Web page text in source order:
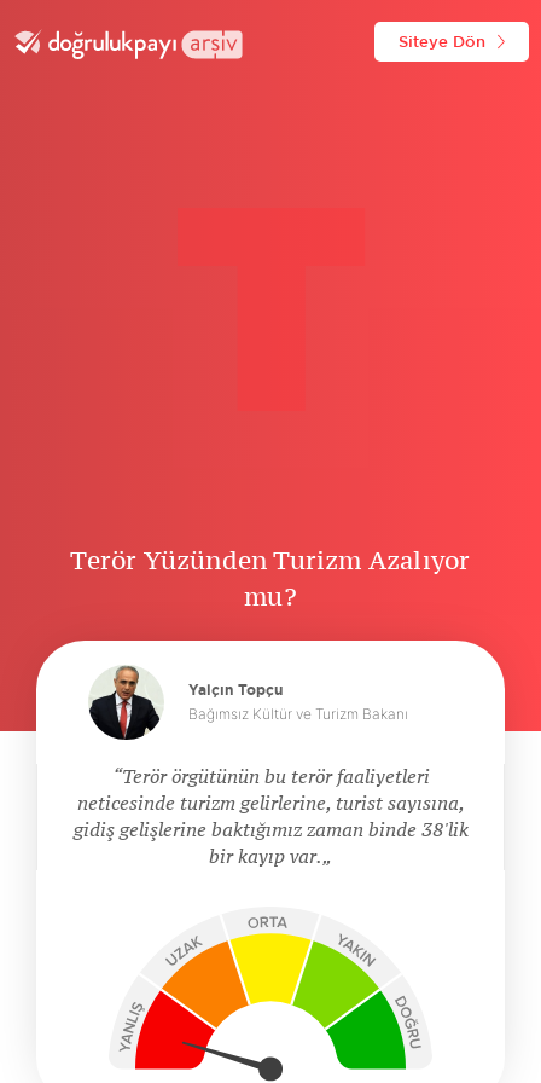
Siteye Dön
Terör Yüzünden Turizm Azalıyor
mu?
Yalçın Topçu
Bağımsız Kültür ve Turizm Bakanı
Terör örgütünün bu terör faaliyetleri
neticesinde turizm gelirlerine, turist sayısına,
gidiş gelişlerine baktığımız zaman binde 38'lik
bir kayıp var.